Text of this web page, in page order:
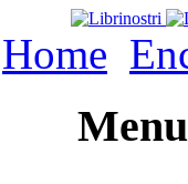
Home